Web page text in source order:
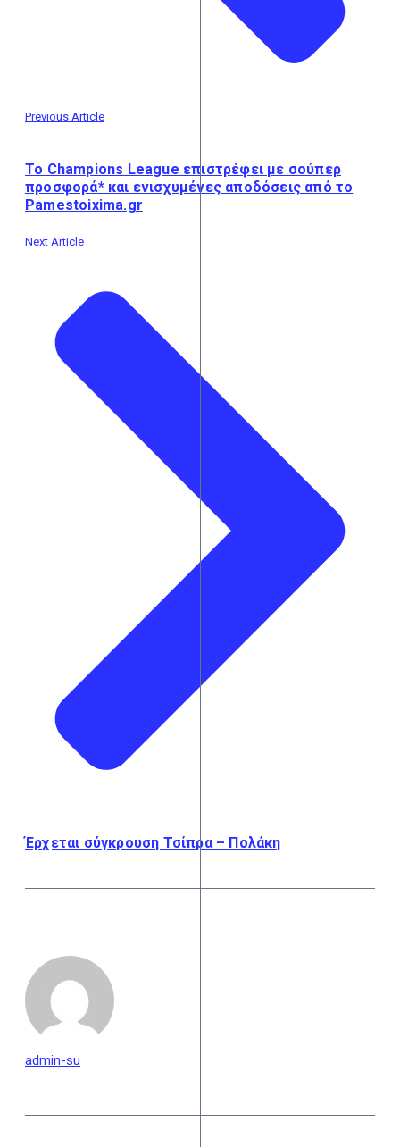
Previous Article
Το Champions League επιστρέφει με σούπερ
προσφορά* και ενισχυμένες αποδόσεις από το
Pamestoixima.gr
Next Article
Έρχεται σύγκρουση Τσίπρα – Πολάκη
admin-su